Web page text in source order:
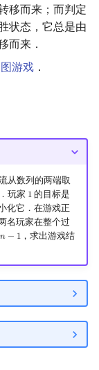
移而来；而判定
状态，它总是由
而来．
游戏 ．
从数列的两端取
玩家 1
1 的目标是
化它．在游戏正
名玩家在整个过
𝑛 − 1 ，求出游戏结